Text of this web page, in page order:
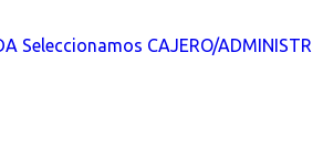
Seleccionamos CAJERO/ADMINISTR